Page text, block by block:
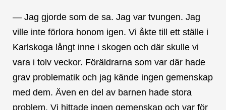
— Jag gjorde som de sa. Jag var tvungen. Jag
ville inte förlora honom igen. Vi åkte till ett ställe i
Karlskoga långt inne i skogen och där skulle vi
vara i tolv veckor. Föräldrarna som var där hade
grav problematik och jag kände ingen gemenskap
med dem. Även en del av barnen hade stora
problem. Vi hittade ingen gemenskap och var för